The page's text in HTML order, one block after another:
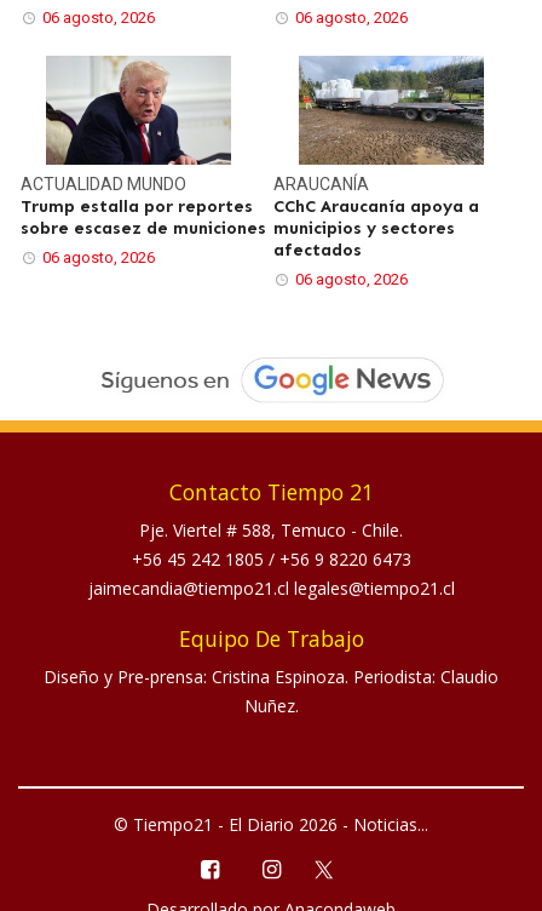
06 agosto, 2026 06 agosto, 2026
ACTUALIDADMUNDO
Trump estalla por reportes
sobre escasez de municiones
06 agosto, 2026
ARAUCANÍA
CChC Araucanía apoya a
municipios y sectores
afectados
06 agosto, 2026
Contacto Tiempo 21
Pje. Viertel # 588, Temuco - Chile.
+56 45 242 1805 / +56 9 8220 6473
jaimecandia@tiempo21.cl legales@tiempo21.cl
Equipo De Trabajo
Diseño y Pre-prensa: Cristina Espinoza. Periodista: Claudio
Nuñez.
© Tiempo21 - El Diario 2026 - Noticias...